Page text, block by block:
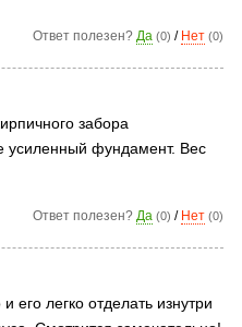
Ответ полезен? Да (0) / Нет (0)
забора
усиленный фундамент. Вес
Ответ полезен? Да (0) / Нет (0)
легко отделать изнутри